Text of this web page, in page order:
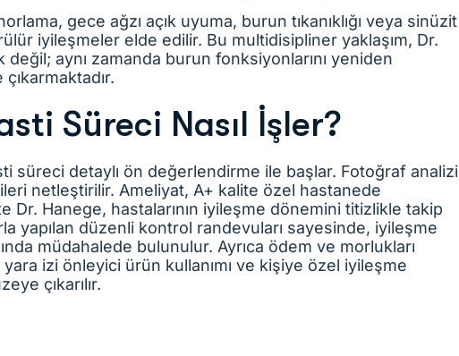
gece ağzı açık uyuma, burun tıkanıklığı veya sinüzit
iyileşmeler elde edilir. Bu multidisipliner yaklaşım, Dr.
aynı zamanda burun fonksiyonlarını yeniden
Süreci Nasıl İşler?
süreci detaylı ön değerlendirme ile başlar. Fotoğraf analizi
netleştirilir. Ameliyat, A+ kalite özel hastanede
Dr. Hanege, hastalarının iyileşme dönemini titizlikle takip
yapılan düzenli kontrol randevuları sayesinde, iyileşme
müdahalede bulunulur. Ayrıca ödem ve morlukları
izi önleyici ürün kullanımı ve kişiye özel iyileşme
çıkarılır.